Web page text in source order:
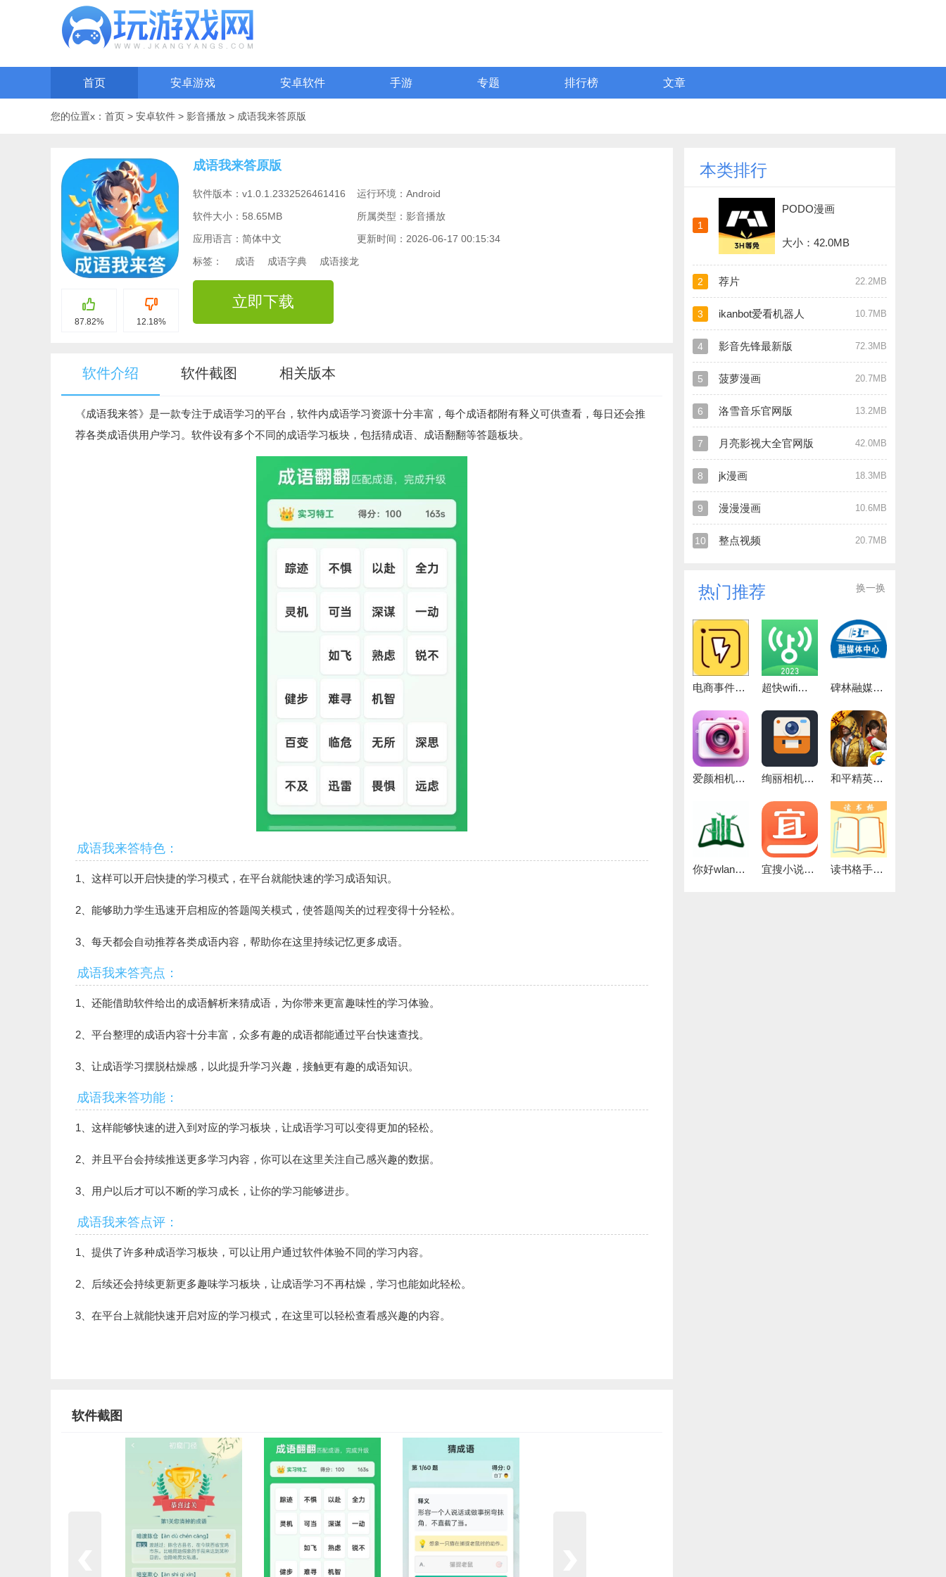
首页 安卓游戏 安卓软件 手游 专题 排行榜 文章
您的位置x： 首页 > 安卓软件 > 影音播放 > 成语我来答原版
87.82% 12.18%
成语我来答原版
软件版本：v1.0.1.2332526461416
运行环境：Android
软件大小：58.65MB
所属类型：影音播放
应用语言：简体中文
更新时间：2026-06-17 00:15:34
标签：
成语 成语字典 成语接龙
立即下载
软件介绍 软件截图 相关版本
《成语我来答》是一款专注于成语学习的平台，软件内成语学习资源十分丰富，每个成语都附有释义可供查看，每日还会推
荐各类成语供用户学习。软件设有多个不同的成语学习板块，包括猜成语、成语翻翻等答题板块。
成语我来答特色：
1、这样可以开启快捷的学习模式，在平台就能快速的学习成语知识。
2、能够助力学生迅速开启相应的答题闯关模式，使答题闯关的过程变得十分轻松。
3、每天都会自动推荐各类成语内容，帮助你在这里持续记忆更多成语。
成语我来答亮点：
1、还能借助软件给出的成语解析来猜成语，为你带来更富趣味性的学习体验。
2、平台整理的成语内容十分丰富，众多有趣的成语都能通过平台快速查找。
3、让成语学习摆脱枯燥感，以此提升学习兴趣，接触更有趣的成语知识。
成语我来答功能：
1、这样能够快速的进入到对应的学习板块，让成语学习可以变得更加的轻松。
2、并且平台会持续推送更多学习内容，你可以在这里关注自己感兴趣的数据。
3、用户以后才可以不断的学习成长，让你的学习能够进步。
成语我来答点评：
1、提供了许多种成语学习板块，可以让用户通过软件体验不同的学习内容。
2、后续还会持续更新更多趣味学习板块，让成语学习不再枯燥，学习也能如此轻松。
3、在平台上就能快速开启对应的学习模式，在这里可以轻松查看感兴趣的内容。
软件截图
本类排行
1
PODO漫画
大小：42.0MB
2 荐片 22.2MB
3 ikanbot爱看机器人 10.7MB
4 影音先锋最新版 72.3MB
5 菠萝漫画 20.7MB
6 洛雪音乐官网版 13.2MB
7 月亮影视大全官网版 42.0MB
8 jk漫画 18.3MB
9 漫漫漫画 10.6MB
10 整点视频 20.7MB
热门推荐 换一换
电商事件官方正版 超快wifi助手官方版 碑林融媒免费版
爱颜相机官方最新版 绚丽相机官方最新版 和平精英灵敏度正版
你好wland官方版 宜搜小说去广告通用版 读书格手机版